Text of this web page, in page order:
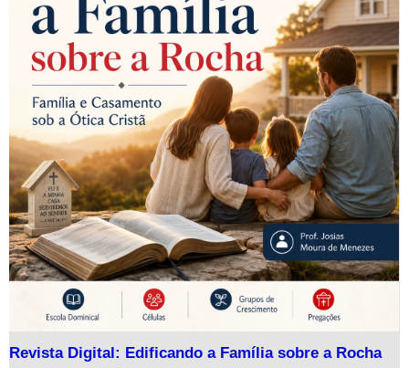
Revista Digital: Edificando a Família sobre a Rocha